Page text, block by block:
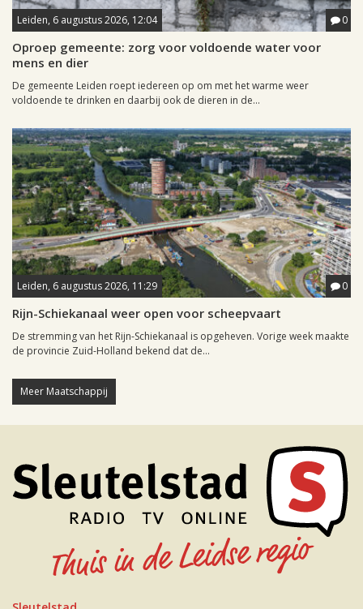
Leiden, 6 augustus 2026, 12:04 0
Oproep gemeente: zorg voor voldoende water voor
mens en dier
De gemeente Leiden roept iedereen op om met het warme weer
voldoende te drinken en daarbij ook de dieren in de...
Leiden, 6 augustus 2026, 11:29 0
Rijn-Schiekanaal weer open voor scheepvaart
De stremming van het Rijn-Schiekanaal is opgeheven. Vorige week maakte
de provincie Zuid-Holland bekend dat de...
Meer Maatschappij